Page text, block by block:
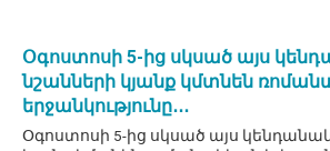
Օգոստոսի 5-ից սկսած այս
նշանների կյանք կմտնեն
երջանկությունը․․․
Օգոստոսի 5-ից սկսած այս